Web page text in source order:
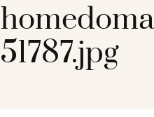
51787.jpg